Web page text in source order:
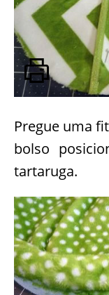
Pregue uma
bolso
tartaruga.